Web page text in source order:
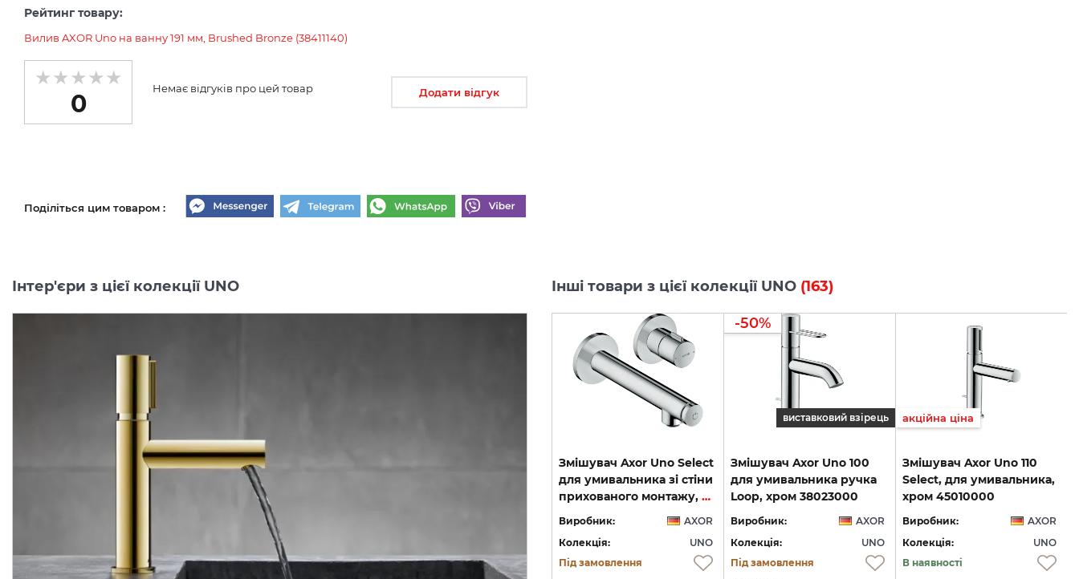
Рейтинг товару:
Вилив AXOR Uno на ванну 191 мм, Brushed Bronze (38411140)
0
Немає відгуків про цей товар Додати відгук
Поділіться цим товаром :
Інтер'єри з цієї колекції UNO Інші товари з цієї колекції UNO (163)
Тримач туалетного
Кількість товару
обмежена
Змішувач
біде,
Виробник:
В наявності
Під замовлення
Змішувач Axor Uno Select
для умивальника зі стіни
прихованого монтажу, вилив 165 мм, Chrome 45112000
Виробник:
AXOR
Колекція:
UNO
Під замовлення
виставковий взірець
-50%
Змішувач Axor Uno 100
для умивальника ручка
Loop, хром 38023000
Виробник:
AXOR
Колекція:
UNO
Під замовлення
акційна ціна
Змішувач Axor Uno 110
Select, для умивальника,
хром 45010000
Виробник:
AXOR
Колекція:
UNO
В наявності